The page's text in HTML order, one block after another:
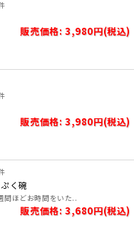
販売価格: 3,980円(税込)
販売価格: 3,980円(税込)
く碗
間ほどお時間をいた..
販売価格: 3,680円(税込)